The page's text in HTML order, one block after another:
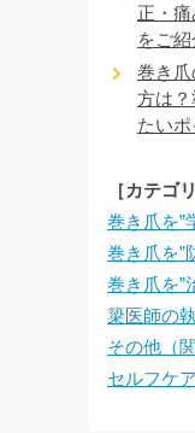
正・
をご紹
巻き爪
方は？
たい
［カテゴ
巻き爪を”
巻き爪を”
巻き爪を”
簗医師の
その他（
セルフケア